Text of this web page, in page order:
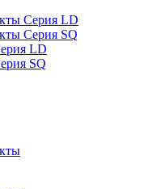
Серия LD
Серия SQ
LD
SQ